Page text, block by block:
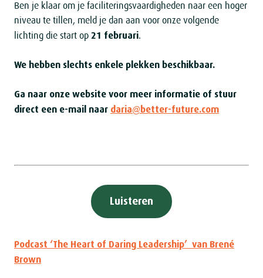
Ben je klaar om je faciliteringsvaardigheden naar een hoger
niveau te tillen, meld je dan aan voor onze volgende
lichting die start op 21 februari.
We hebben slechts enkele plekken beschikbaar.
Ga naar onze website voor meer informatie of stuur
direct een e-mail naar daria@better-future.com
Luisteren
Podcast ‘The Heart of Daring Leadership’ van Brené
Brown